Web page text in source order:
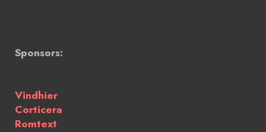
Sponsors:
Vindhier
Corticera
Romtext